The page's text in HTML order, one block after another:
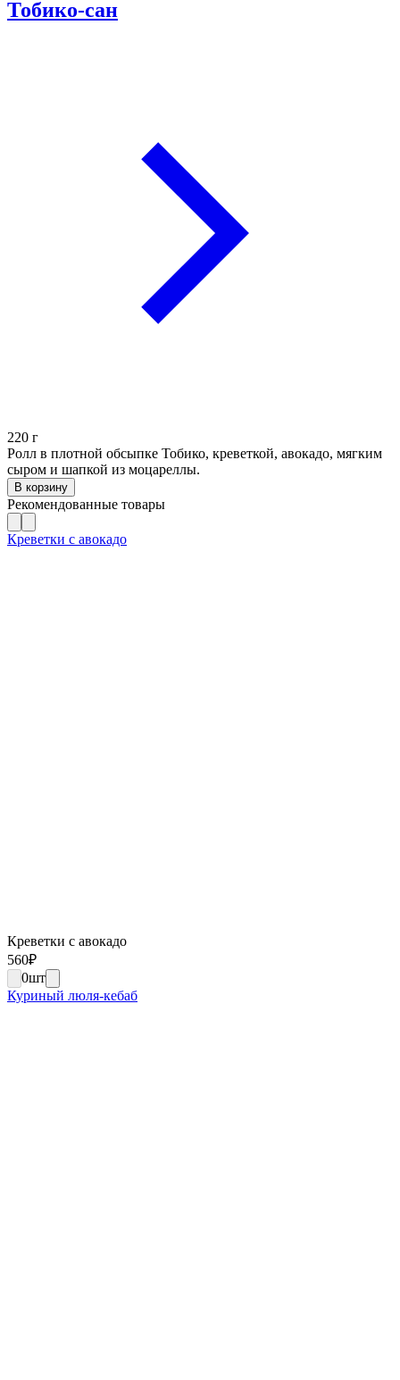
Тобико-сан
220 г
Ролл в плотной обсыпке Тобико, креветкой, авокадо, мягким
сыром и шапкой из моцареллы.
В корзину
Рекомендованные товары
Креветки с авокадо
Креветки с авокадо
560₽
0шт
Куриный люля-кебаб